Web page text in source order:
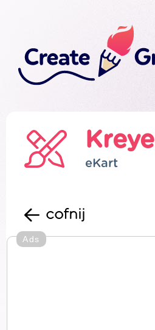
Kreye
eKart
cofnij
Ads